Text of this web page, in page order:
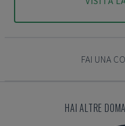
FAI UNA
HAI ALTRE